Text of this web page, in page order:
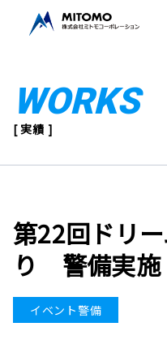
WORKS
[ 実績 ]
第22回ドリ
り 警備実施
イベント警備